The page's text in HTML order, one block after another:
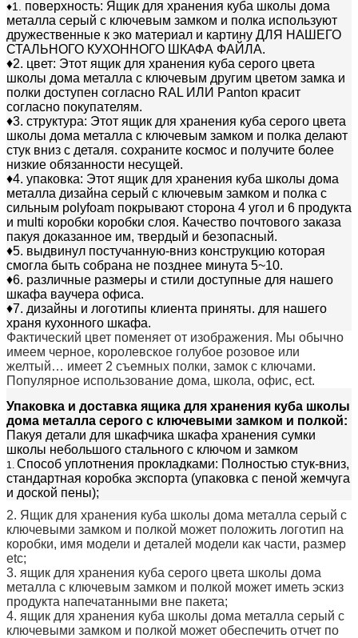
♦1. поверхность: Ящик для хранения куба школы дома
металла серый с ключевым замком и полка используют
дружественные к эко материал и картину ДЛЯ НАШЕГО
СТАЛЬНОГО КУХОННОГО ШКАФА ФАЙЛА.
♦2. цвет: Этот ящик для хранения куба серого цвета
школы дома металла с ключевым другим цветом замка и
полки доступен согласно RAL ИЛИ Panton красит
согласно покупателям.
♦3. структура: Этот ящик для хранения куба серого цвета
школы дома металла с ключевым замком и полка делают
стук вниз с деталя. сохраните космос и получите более
низкие обязанности несущей.
♦4. упаковка: Этот ящик для хранения куба школы дома
металла дизайна серый с ключевым замком и полка с
сильным polyfoam покрывают сторона 4 угол и 6 продукта
и multi коробки коробки слоя. Качество почтового заказа
пакуя доказанное им, твердый и безопасный.
♦5. выдвинул постучанную-вниз конструкцию которая
смогла быть собрана не позднее минута 5~10.
♦6. различные размеры и стили доступные для нашего
шкафа ваучера офиса.
♦7. дизайны и логотипы клиента приняты. для нашего
храня кухонного шкафа.
Фактический цвет поменяет от изображения. Мы обычно
имеем черное, королевское голубое розовое или
желтый… имеет 2 съемных полки, замок с ключами.
Популярное использование дома, школа, офис, ect.
Упаковка и доставка ящика для хранения куба школы
дома металла серого с ключевыми замком и полкой:
Пакуя детали для шкафчика шкафа хранения сумки
школы небольшого стального с ключом и замком
1. Способ уплотнения прокладками: Полностью стук-вниз,
стандартная коробка экспорта (упаковка с пеной жемчуга
и доской пены);
2. Ящик для хранения куба школы дома металла серый с
ключевыми замком и полкой может положить логотип на
коробки, имя модели и деталей модели как части, размер
etc;
3. ящик для хранения куба серого цвета школы дома
металла с ключевым замком и полкой может иметь эскиз
продукта напечатанными вне пакета;
4. ящик для хранения куба школы дома металла серый с
ключевыми замком и полкой может обеспечить отчет по